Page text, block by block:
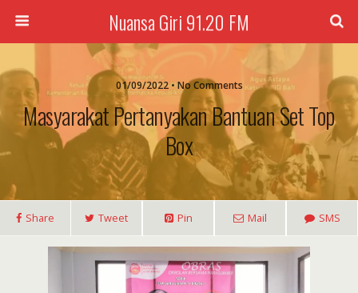
Nuansa Giri 91.20 FM
01/09/2022 • No Comments
Masyarakat Pertanyakan Bantuan Set Top
Box
Share Tweet Pin Mail SMS